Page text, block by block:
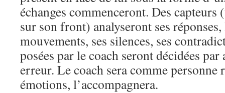
échanges commenceront. Des capteurs
sur son front) analyseront ses
mouvements, ses silences, ses
posées par le coach seront décidées par
erreur. Le coach sera comme personne
émotions, l’accompagnera.